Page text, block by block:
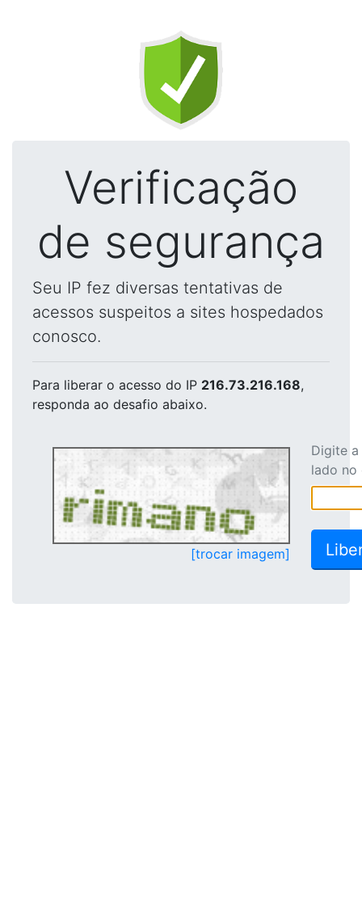
Verificação
de segurança
Seu IP fez diversas tentativas de
acessos suspeitos a sites hospedados
conosco.
Para liberar o acesso do IP 216.73.216.168,
responda ao desafio abaixo.
[trocar imagem]
Digite
lado no